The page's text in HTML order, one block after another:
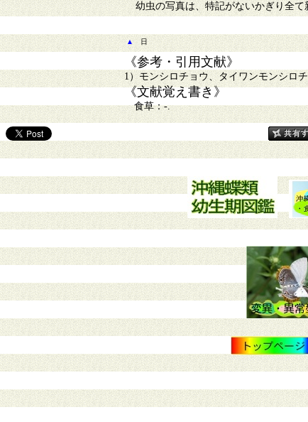
幼虫の写真は、特記がないかぎり全て
▲ 日
《参考・引用文献》
1）モンシロチョウ、タイワンモンシロ
《文献覚え書き》
食草：-.